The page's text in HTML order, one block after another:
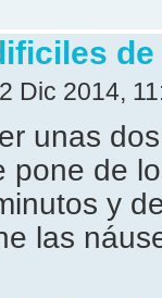
Dic 2014,
unas
pone de
y
las